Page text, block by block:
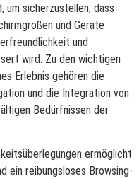
um sicherzustellen, dass
und Geräte
und
wird. Zu den wichtigen
Erlebnis gehören die
und die Integration von
Bedürfnissen der
ermöglicht
ein reibungsloses Browsing-